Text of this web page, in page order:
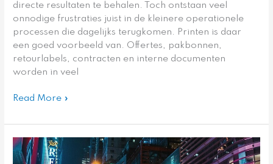
directe resultaten te behalen. Toch ontstaan veel
onnodige frustraties juist in de kleinere operationele
processen die dagelijks terugkomen. Printen is daar
een goed voorbeeld van. Offertes, pakbonnen,
retourlabels, contracten en interne documenten
worden in veel
Read More »
Wat
is